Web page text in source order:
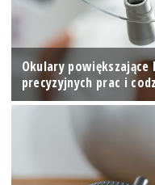
Okulary powiększające
precyzyjnych prac i